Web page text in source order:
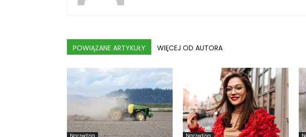
POWIĄZANE ARTYKUŁY WIĘCEJ OD AUTORA